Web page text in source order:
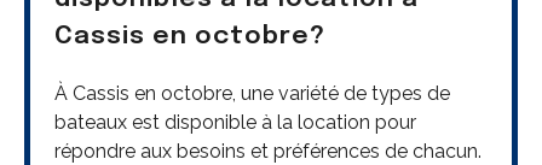
Cassis en octobre?
À Cassis en octobre, une variété de types de
bateaux est disponible à la location pour
répondre aux besoins et préférences de chacun.